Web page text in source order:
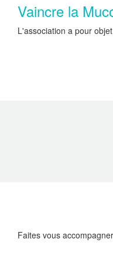
Vaincre la
L'association a pour
Faites vous